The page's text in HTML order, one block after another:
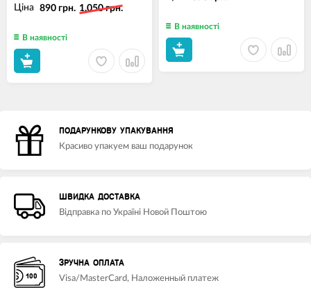
Ціна 890 грн. 1,050 грн.
В наявності
В наявності
ПОДАРУНКОВУ УПАКУВАННЯ
Красиво упакуем ваш подарунок
ШВИДКА ДОСТАВКА
Відправка по Україні Новой Поштою
ЗРУЧНА ОПЛАТА
Visa/MasterCard, Наложенный платеж